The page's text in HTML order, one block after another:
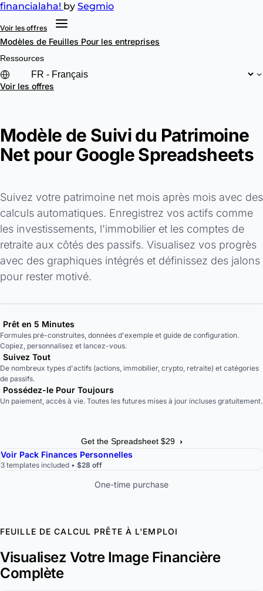
financialaha! by Segmio
Voir les offres
Modèles de Feuilles Pour les entreprises
Ressources
Voir les offres
Modèle de Suivi du Patrimoine
Net pour Google Spreadsheets
Suivez votre patrimoine net mois après mois avec des
calculs automatiques. Enregistrez vos actifs comme
les investissements, l'immobilier et les comptes de
retraite aux côtés des passifs. Visualisez vos progrès
avec des graphiques intégrés et définissez des jalons
pour rester motivé.
Prêt en 5 Minutes
Formules pré-construites, données d'exemple et guide de configuration.
Copiez, personnalisez et lancez-vous.
Suivez Tout
De nombreux types d'actifs (actions, immobilier, crypto, retraite) et catégories
de passifs.
Possédez-le Pour Toujours
Un paiement, accès à vie. Toutes les futures mises à jour incluses gratuitement.
Get the Spreadsheet $29 ›
Voir Pack Finances Personnelles
3 templates included • $28 off
One-time purchase
FEUILLE DE CALCUL PRÊTE À L'EMPLOI
Visualisez Votre Image Financière
Complète